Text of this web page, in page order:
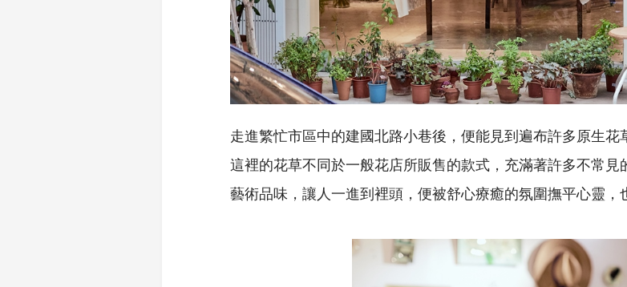
走進繁忙市區中的建國北路小巷後，便能見到遍布許多原生花
這裡的花草不同於一般花店所販售的款式，充滿著許多不常
藝術品味，讓人一進到裡頭，便被舒心療癒的氛圍撫平心靈，